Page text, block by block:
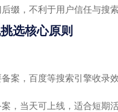
缀，不利于用户信任与搜
选核心原则
案，百度等搜索引擎收录
，当天可上线，适合短期